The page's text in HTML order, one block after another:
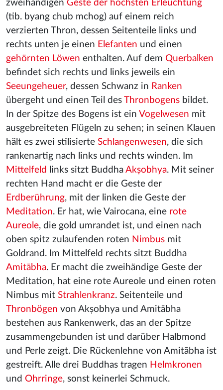
zweihändigen Geste der höchsten Erleuchtung
(tib. byang chub mchog) auf einem reich
verzierten Thron, dessen Seitenteile links und
rechts unten je einen Elefanten und einen
gehörnten Löwen enthalten. Auf dem Querbalken
befindet sich rechts und links jeweils ein
Seeungeheuer, dessen Schwanz in Ranken
übergeht und einen Teil des Thronbogens bildet.
In der Spitze des Bogens ist ein Vogelwesen mit
ausgebreiteten Flügeln zu sehen; in seinen Klauen
hält es zwei stilisierte Schlangenwesen, die sich
rankenartig nach links und rechts winden. Im
Mittelfeld
links sitzt Buddha Akṣobhya. Mit seiner
rechten Hand macht er die Geste der
Erdberührung, mit der linken die Geste der
Meditation. Er hat, wie Vairocana, eine rote
Aureole, die gold umrandet ist, und einen nach
oben spitz zulaufenden roten Nimbus mit
Goldrand. Im Mittelfeld rechts sitzt Buddha
Amitābha. Er macht die zweihändige Geste der
Meditation, hat eine rote Aureole und einen roten
Nimbus mit Strahlenkranz. Seitenteile und
Thronbögen von Akṣobhya und Amitābha
bestehen aus Rankenwerk, das an der Spitze
zusammengebunden ist und darüber Halbmond
und Perle zeigt. Die Rückenlehne von Amitābha ist
gestreift. Alle drei Buddhas tragen Helmkronen
und Ohrringe, sonst keinerlei Schmuck.